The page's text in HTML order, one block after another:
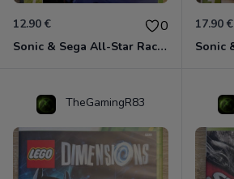
12.90 € 0
Sonic & Sega All-Star Racing avec Banjo-Kazooie Xbox 360
17.90 €
TheGamingR83